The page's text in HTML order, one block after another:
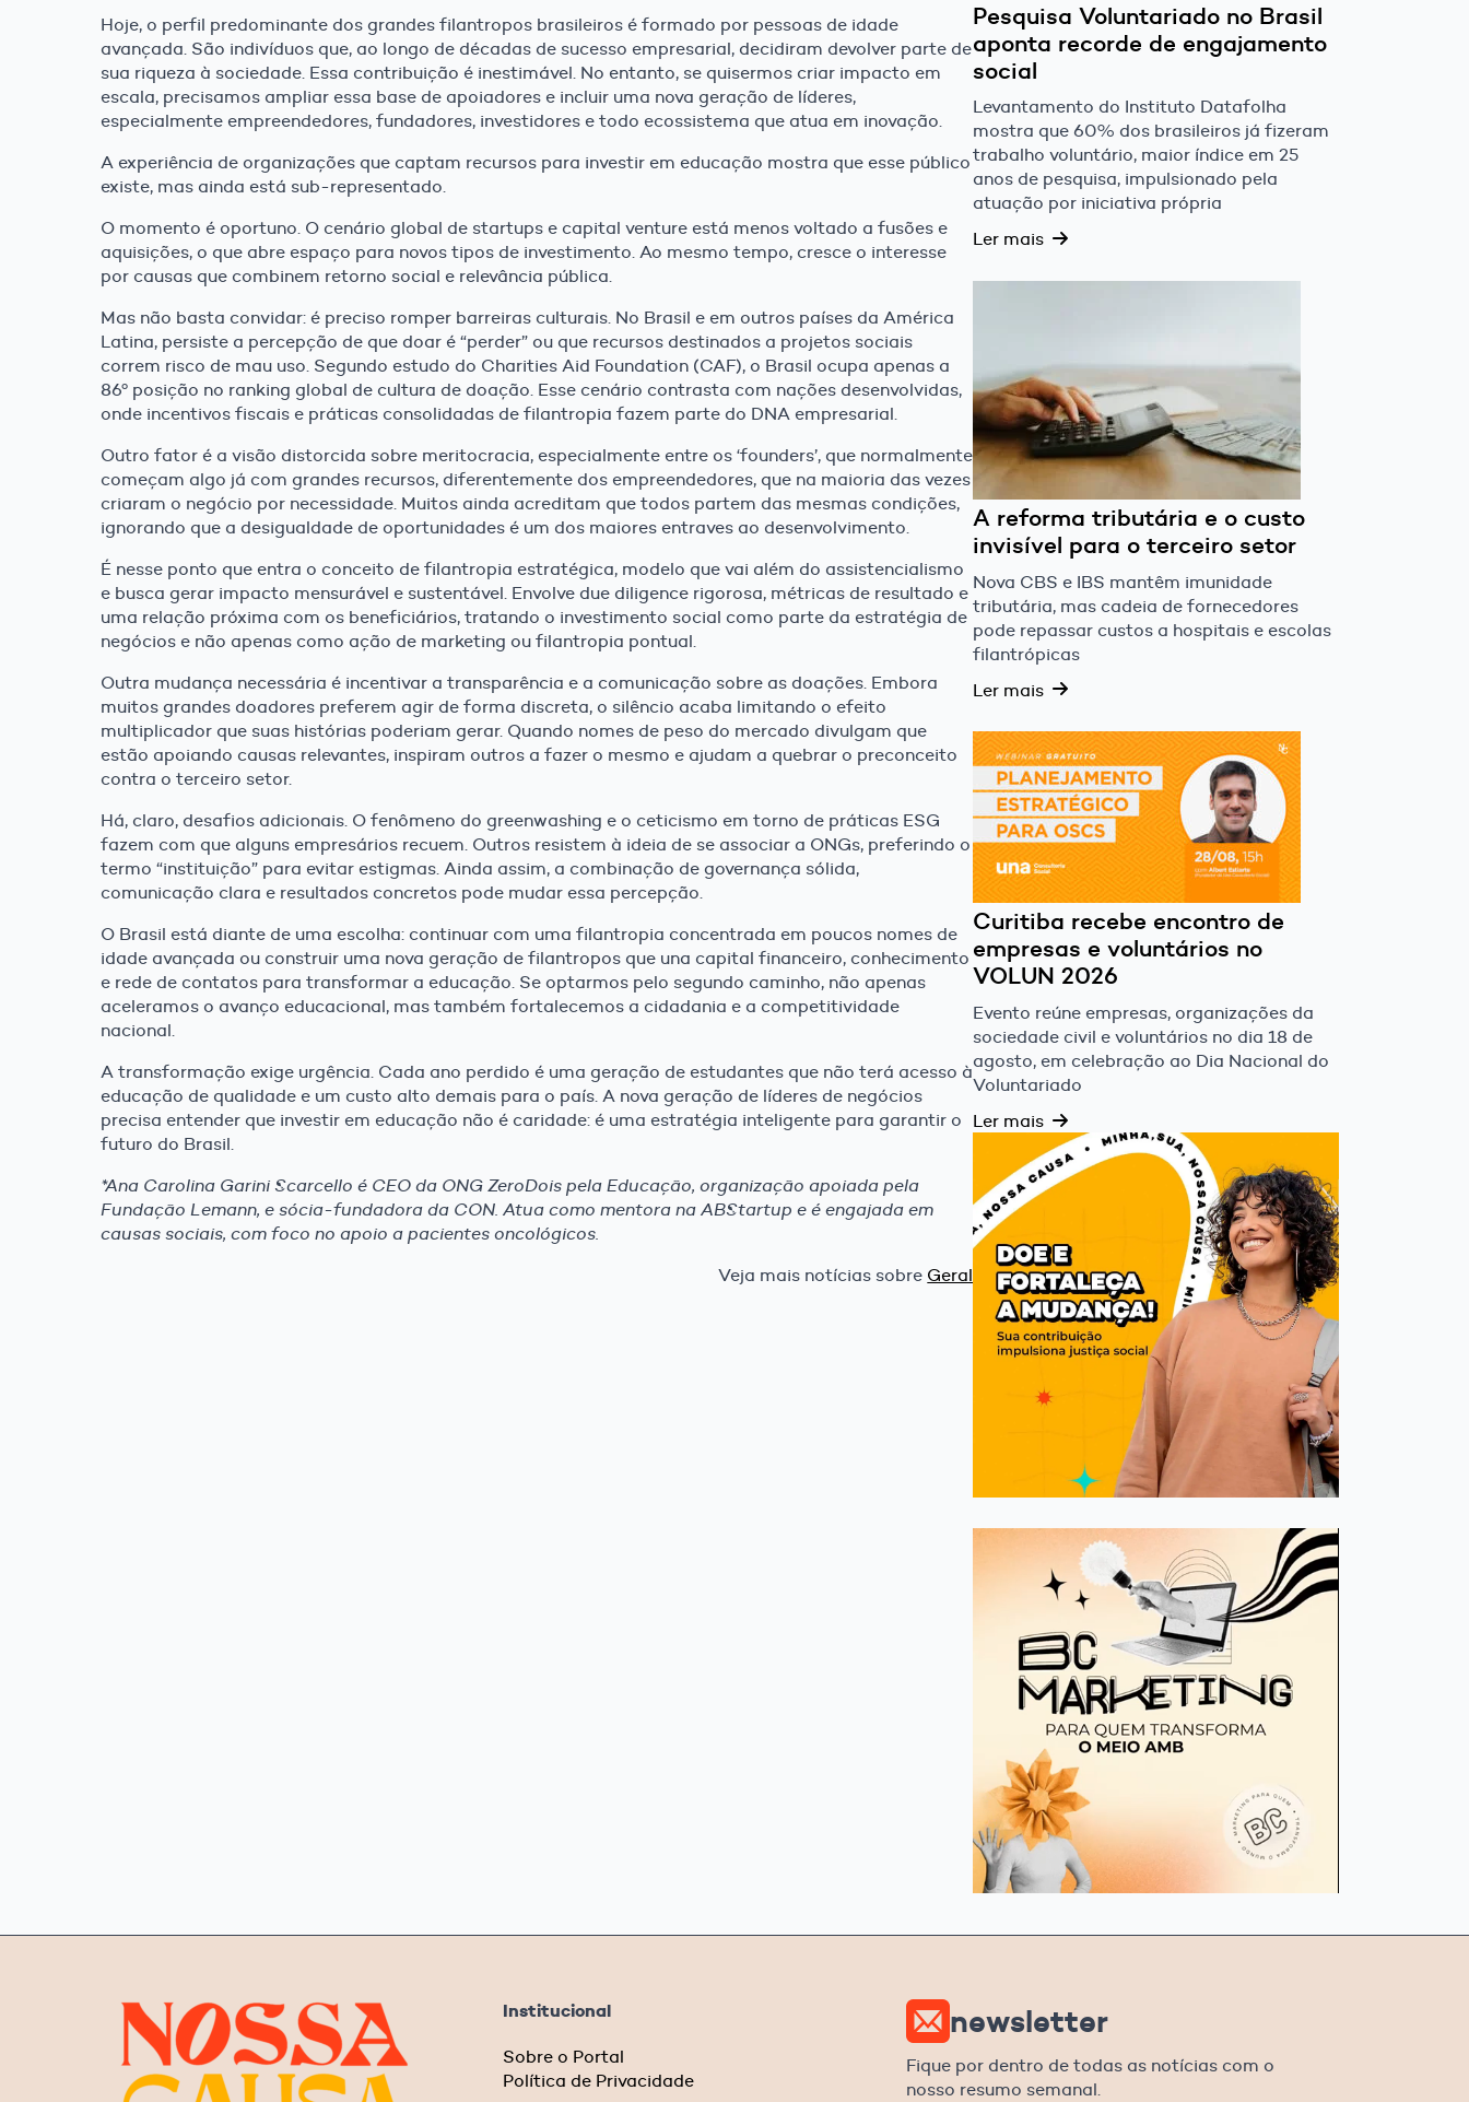
Hoje, o perfil predominante dos grandes filantropos brasileiros é formado por pessoas de idade
avançada. São indivíduos que, ao longo de décadas de sucesso empresarial, decidiram devolver parte de
sua riqueza à sociedade. Essa contribuição é inestimável. No entanto, se quisermos criar impacto em
escala, precisamos ampliar essa base de apoiadores e incluir uma nova geração de líderes,
especialmente empreendedores, fundadores, investidores e todo ecossistema que atua em inovação.
A experiência de organizações que captam recursos para investir em educação mostra que esse público
existe, mas ainda está sub-representado.
O momento é oportuno. O cenário global de startups e capital venture está menos voltado a fusões e
aquisições, o que abre espaço para novos tipos de investimento. Ao mesmo tempo, cresce o interesse
por causas que combinem retorno social e relevância pública.
Mas não basta convidar: é preciso romper barreiras culturais. No Brasil e em outros países da América
Latina, persiste a percepção de que doar é “perder” ou que recursos destinados a projetos sociais
correm risco de mau uso. Segundo estudo do Charities Aid Foundation (CAF), o Brasil ocupa apenas a
86º posição no ranking global de cultura de doação. Esse cenário contrasta com nações desenvolvidas,
onde incentivos fiscais e práticas consolidadas de filantropia fazem parte do DNA empresarial.
Outro fator é a visão distorcida sobre meritocracia, especialmente entre os ‘founders’, que normalmente
começam algo já com grandes recursos, diferentemente dos empreendedores, que na maioria das vezes
criaram o negócio por necessidade. Muitos ainda acreditam que todos partem das mesmas condições,
ignorando que a desigualdade de oportunidades é um dos maiores entraves ao desenvolvimento.
É nesse ponto que entra o conceito de filantropia estratégica, modelo que vai além do assistencialismo
e busca gerar impacto mensurável e sustentável. Envolve due diligence rigorosa, métricas de resultado e
uma relação próxima com os beneficiários, tratando o investimento social como parte da estratégia de
negócios e não apenas como ação de marketing ou filantropia pontual.
Outra mudança necessária é incentivar a transparência e a comunicação sobre as doações. Embora
muitos grandes doadores preferem agir de forma discreta, o silêncio acaba limitando o efeito
multiplicador que suas histórias poderiam gerar. Quando nomes de peso do mercado divulgam que
estão apoiando causas relevantes, inspiram outros a fazer o mesmo e ajudam a quebrar o preconceito
contra o terceiro setor.
Há, claro, desafios adicionais. O fenômeno do greenwashing e o ceticismo em torno de práticas ESG
fazem com que alguns empresários recuem. Outros resistem à ideia de se associar a ONGs, preferindo o
termo “instituição” para evitar estigmas. Ainda assim, a combinação de governança sólida,
comunicação clara e resultados concretos pode mudar essa percepção.
O Brasil está diante de uma escolha: continuar com uma filantropia concentrada em poucos nomes de
idade avançada ou construir uma nova geração de filantropos que una capital financeiro, conhecimento
e rede de contatos para transformar a educação. Se optarmos pelo segundo caminho, não apenas
aceleramos o avanço educacional, mas também fortalecemos a cidadania e a competitividade
nacional.
A transformação exige urgência. Cada ano perdido é uma geração de estudantes que não terá acesso à
educação de qualidade e um custo alto demais para o país. A nova geração de líderes de negócios
precisa entender que investir em educação não é caridade: é uma estratégia inteligente para garantir o
futuro do Brasil.
*Ana Carolina Garini Scarcello é CEO da ONG ZeroDois pela Educação, organização apoiada pela
Fundação Lemann, e sócia-fundadora da CON. Atua como mentora na ABStartup e é engajada em
causas sociais, com foco no apoio a pacientes oncológicos.
Veja mais notícias sobre Geral
Pesquisa Voluntariado no Brasil
aponta recorde de engajamento
social
Levantamento do Instituto Datafolha
mostra que 60% dos brasileiros já fizeram
trabalho voluntário, maior índice em 25
anos de pesquisa, impulsionado pela
atuação por iniciativa própria
Ler mais
A reforma tributária e o custo
invisível para o terceiro setor
Nova CBS e IBS mantêm imunidade
tributária, mas cadeia de fornecedores
pode repassar custos a hospitais e escolas
filantrópicas
Ler mais
Curitiba recebe encontro de
empresas e voluntários no
VOLUN 2026
Evento reúne empresas, organizações da
sociedade civil e voluntários no dia 18 de
agosto, em celebração ao Dia Nacional do
Voluntariado
Ler mais
Institucional
Sobre o Portal
Política de Privacidade
newsletter
Fique por dentro de todas as notícias com o
nosso resumo semanal.